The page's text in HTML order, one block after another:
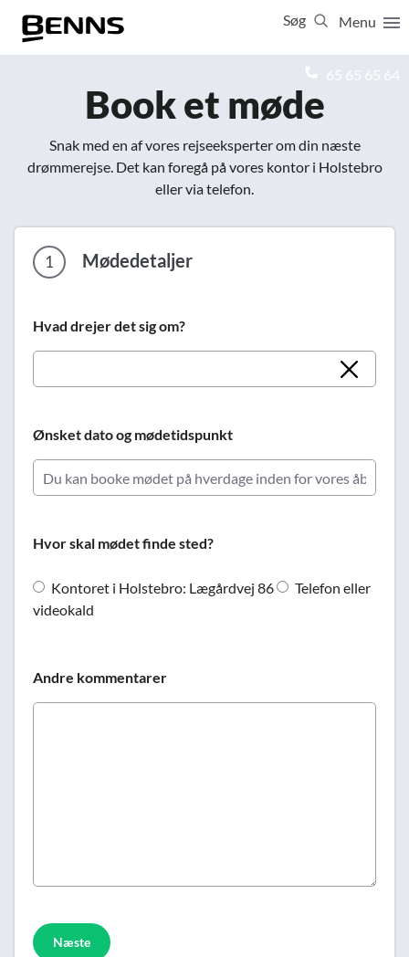
Menu
Søg
65 65 65 64
Book et møde
Snak med en af vores rejseeksperter om din næste
drømmerejse. Det kan foregå på vores kontor i Holstebro
eller via telefon.
1 Mødedetaljer
Hvad drejer det sig om?
Ønsket dato og mødetidspunkt
Hvor skal mødet finde sted?
Kontoret i Holstebro: Lægårdvej 86
Telefon eller
videokald
Andre kommentarer
Næste
Luk
Firma- og temarejser